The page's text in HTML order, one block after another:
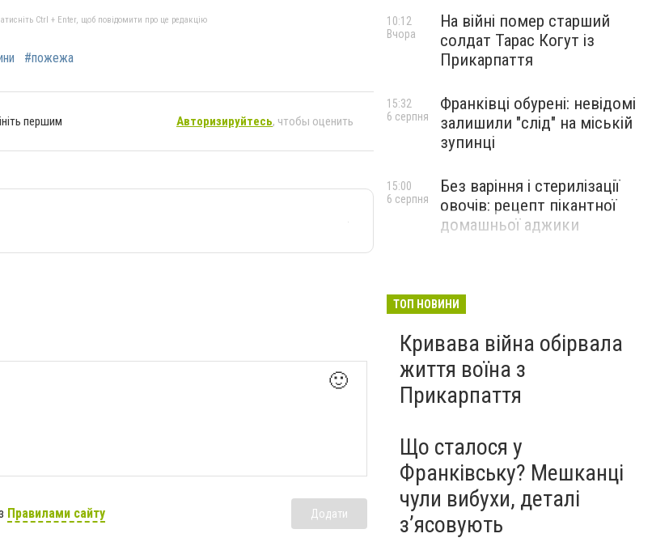
Ctrl + Enter, щоб повідомити про це редакцію
#пожежа
першим Авторизируйтесь, чтобы оценить
🙂
Правилами сайту Додати
На війні помер старший
солдат Тарас Когут із
Прикарпаття
10:12
Вчора
Франківці обурені: невідомі
залишили "слід" на міській
зупинці
15:32
6 серпня
Без варіння і стерилізації
овочів: рецепт пікантної
домашньої аджики
15:00
6 серпня
ТОП НОВИНИ
Кривава війна обірвала
життя воїна з
Прикарпаття
Що сталося у
Франківську? Мешканці
чули вибухи, деталі
з’ясовують